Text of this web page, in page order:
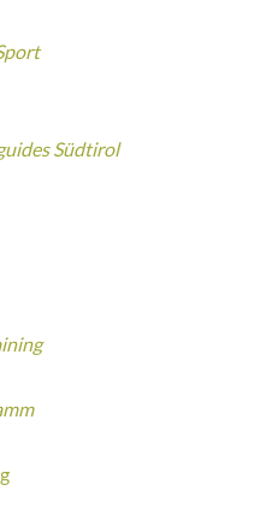
Südtirol